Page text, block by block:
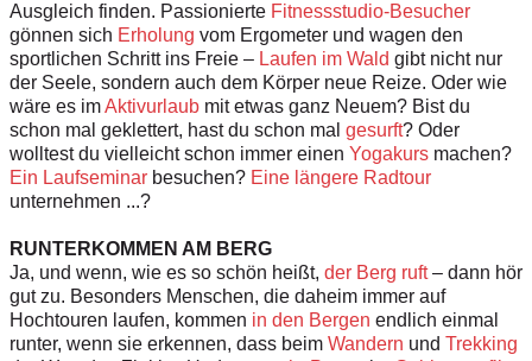
Ausgleich finden. Passionierte Fitnessstudio-Besucher
gönnen sich Erholung vom Ergometer und wagen den
sportlichen Schritt ins Freie – Laufen im Wald gibt nicht nur
der Seele, sondern auch dem Körper neue Reize. Oder wie
wäre es imAktivurlaub mit etwas ganz Neuem? Bist du
schon mal geklettert, hast du schon mal gesurft? Oder
wolltest du vielleicht schon immer einen Yogakurs machen?
Ein Laufseminar besuchen? Eine längere Radtour
unternehmen ...?
RUNTERKOMMEN AM BERG
Ja, und wenn, wie es so schön heißt, der Berg ruft– dann hör
gut zu. Besonders Menschen, die daheim immer auf
Hochtouren laufen, kommen in den Bergen endlich einmal
runter, wenn sie erkennen, dass beim Wandern und Trekking